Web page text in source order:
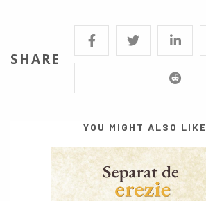
SHARE
YOU MIGHT ALSO LIKE